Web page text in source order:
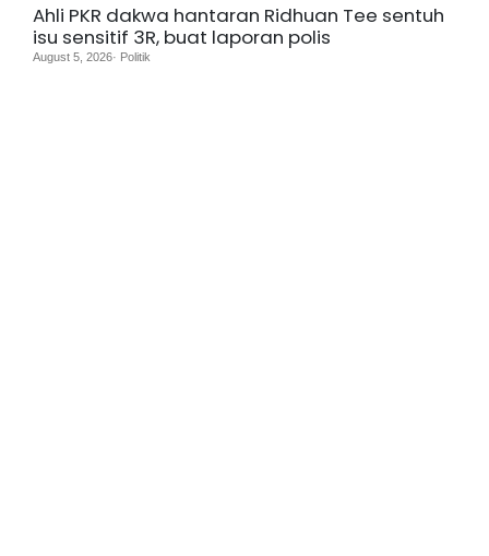
Ahli PKR dakwa hantaran Ridhuan Tee sentuh
isu sensitif 3R, buat laporan polis
August 5, 2026· Politik